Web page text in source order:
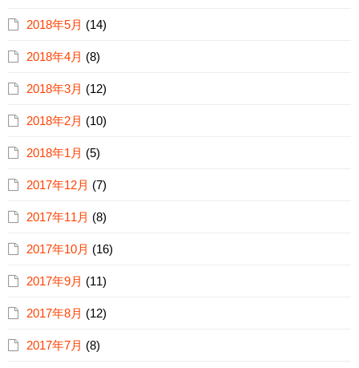
2018年5月 (14)
2018年4月 (8)
2018年3月 (12)
2018年2月 (10)
2018年1月 (5)
2017年12月 (7)
2017年11月 (8)
2017年10月 (16)
2017年9月 (11)
2017年8月 (12)
2017年7月 (8)